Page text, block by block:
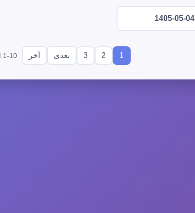
1405-05-04
1
2
3 بعدی آخر 1-10 از 3424